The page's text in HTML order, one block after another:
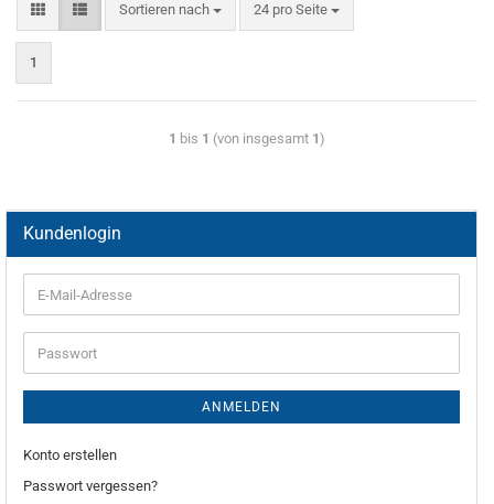
Sortieren nach 24 pro Seite
1
1 bis 1 (von insgesamt 1)
Kundenlogin
ANMELDEN
Konto erstellen
Passwort vergessen?